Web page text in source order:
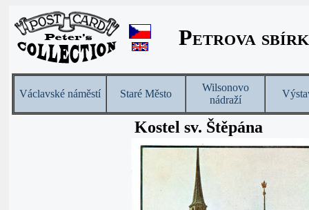
Petrova
Václavské náměstí Staré Město
Wilsonovo
nádraží
Kostel sv. Štěpána